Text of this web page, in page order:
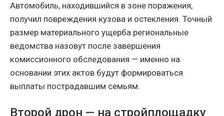
Автомобиль, находившийся в зоне поражения,
получил повреждения кузова и остекления. Точный
размер материального ущерба региональные
ведомства назовут после завершения
комиссионного обследования — именно на
основании этих актов будут формироваться
выплаты пострадавшим семьям.
Второй дрон — на стройплощадку